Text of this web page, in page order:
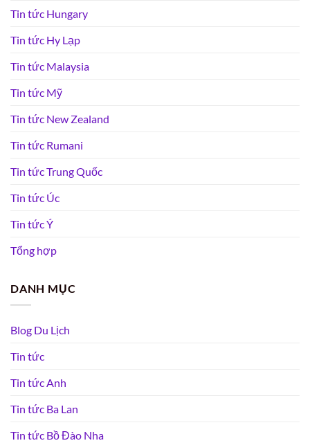
Tin tức Hungary
Tin tức Hy Lạp
Tin tức Malaysia
Tin tức Mỹ
Tin tức New Zealand
Tin tức Rumani
Tin tức Trung Quốc
Tin tức Úc
Tin tức Ý
Tổng hợp
DANH MỤC
Blog Du Lịch
Tin tức
Tin tức Anh
Tin tức Ba Lan
Tin tức Bồ Đào Nha